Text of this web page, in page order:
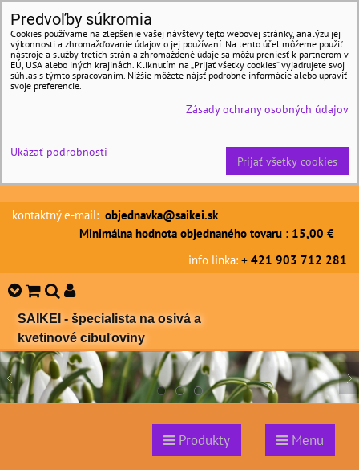
kontaktný e-mail: objednavka@saikei.sk
Minimálna hodnota objednaného tovaru : 15,00 €
info linka: + 421 903 712 281
SAIKEI - špecialista na osivá a
kvetinové cibuľoviny
Produkty Menu
Predvoľby súkromia
Cookies používame na zlepšenie vašej návštevy tejto webovej stránky, analýzu jej
výkonnosti a zhromažďovanie údajov o jej používaní. Na tento účel môžeme použiť
nástroje a služby tretích strán a zhromaždené údaje sa môžu preniesť k partnerom v
EÚ, USA alebo iných krajinách. Kliknutím na „Prijať všetky cookies“ vyjadrujete svoj
súhlas s týmto spracovaním. Nižšie môžete nájsť podrobné informácie alebo upraviť
svoje preferencie.
Zásady ochrany osobných údajov
Ukázať podrobnosti
Prijať všetky cookies